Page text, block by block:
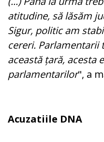
atitudine, să lăsăm
Sigur, politic am
cereri. Parlamentarii
această țară, acesta
parlamentarilor", a
Acuzatiile DNA